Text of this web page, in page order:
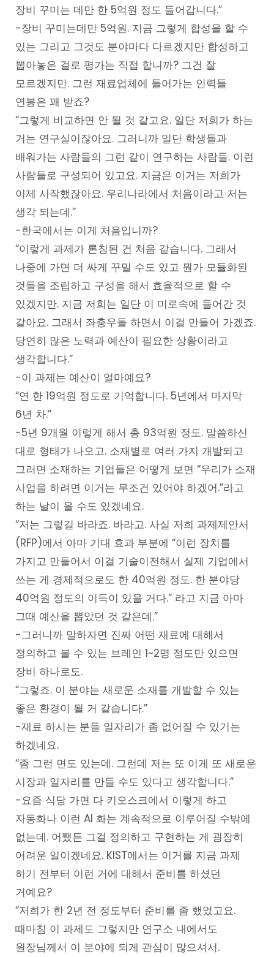
장비 꾸미는 데만 한 5억원 정도 들어갑니다.”
-장비 꾸미는데만 5억원. 지금 그렇게 합성을 할 수
있는 그리고 그것도 분야마다 다르겠지만 합성하고
뽑아놓은 걸로 평가는 직접 합니까? 그건 잘
모르겠지만. 그런 재료업체에 들어가는 인력들
연봉은 꽤 받죠?
“그렇게 비교하면 안 될 것 같고요. 일단 저희가 하는
거는 연구실이잖아요. 그러니까 일단 학생들과
배워가는 사람들의 그런 같이 연구하는 사람들. 이런
사람들로 구성되어 있고요. 지금은 이거는 저희가
이제 시작했잖아요. 우리나라에서 처음이라고 저는
생각 되는데.”
-한국에서는 이게 처음입니까?
“이렇게 과제가 론칭된 건 처음 같습니다. 그래서
나중에 가면 더 싸게 꾸밀 수도 있고 뭔가 모듈화된
것들을 조립하고 구성을 해서 효율적으로 할 수
있겠지만. 지금 저희는 일단 이 미로속에 들어간 것
같아요. 그래서 좌충우돌 하면서 이걸 만들어 가겠죠.
당연히 많은 노력과 예산이 필요한 상황이라고
생각합니다.”
-이 과제는 예산이 얼마예요?
“연 한 19억원 정도로 기억합니다. 5년에서 마지막
6년 차.”
-5년 9개월 이렇게 해서 총 93억원 정도. 말씀하신
대로 형태가 나오고. 소재별로 여러 가지 개발되고
그러면 소재하는 기업들은 어떻게 보면 “우리가 소재
사업을 하려면 이거는 무조건 있어야 하겠어.”라고
하는 날이 올 수도 있겠네요.
“저는 그렇길 바라죠. 바라고. 사실 저희 과제제안서
(RFP)에서 아마 기대 효과 부분에 “이런 장치를
가지고 만들어서 이걸 기술이전해서 실제 기업에서
쓰는 게 경제적으로도 한 40억원 정도. 한 분야당
40억원 정도의 이득이 있을 거다.” 라고 지금 아마
그때 예산을 뽑았던 것 같은데.”
-그러니까 말하자면 진짜 어떤 재료에 대해서
정의하고 볼 수 있는 브레인 1~2명 정도만 있으면
장비 하나로도.
“그렇죠. 이 분야는 새로운 소재를 개발할 수 있는
좋은 환경이 될 거 같습니다.”
-재료 하시는 분들 일자리가 좀 없어질 수 있기는
하겠네요.
“좀 그런 면도 있는데. 그런데 저는 또 이게 또 새로운
시장과 일자리를 만들 수도 있다고 생각합니다.”
-요즘 식당 가면 다 키오스크에서 이렇게 하고
자동화나 이런 AI 화는 계속적으로 이루어질 수밖에
없는데. 어쨌든 그걸 정의하고 구현하는 게 굉장히
어려운 일이겠네요. KIST에서는 이거를 지금 과제
하기 전부터 이런 거에 대해서 준비를 하셨던
거예요?
“저희가 한 2년 전 정도부터 준비를 좀 했었고요.
때마침 이 과제도 그렇지만 연구소 내에서도
원장님께서 이 분야에 되게 관심이 많으셔서.